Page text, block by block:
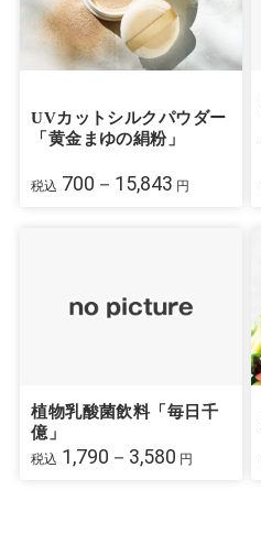
UVカットシルクパウダー
「黄金まゆの絹粉」
税込 700－15,843 円
植物乳酸菌飲料「毎日千
億」
税込 1,790－3,580 円